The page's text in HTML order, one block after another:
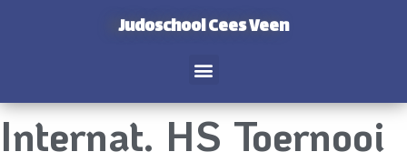
Judoschool Cees Veen
Internat. HS Toernooi